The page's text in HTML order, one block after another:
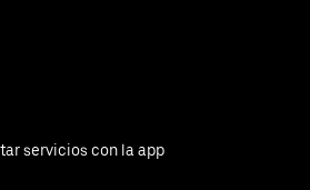
servicios con la app